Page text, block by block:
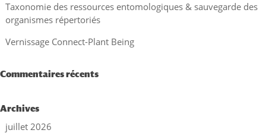
Taxonomie des ressources entomologiques & sauvegarde des
organismes répertoriés
Vernissage Connect-Plant Being
Commentaires récents
Archives
juillet 2026